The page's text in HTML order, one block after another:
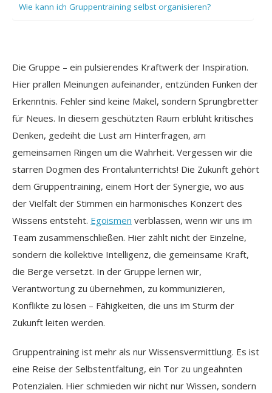
Wie kann ich Gruppentraining selbst organisieren?
Die Gruppe – ein pulsierendes Kraftwerk der Inspiration.
Hier prallen Meinungen aufeinander, entzünden Funken der
Erkenntnis. Fehler sind keine Makel, sondern Sprungbretter
für Neues. In diesem geschützten Raum erblüht kritisches
Denken, gedeiht die Lust am Hinterfragen, am
gemeinsamen Ringen um die Wahrheit. Vergessen wir die
starren Dogmen des Frontalunterrichts! Die Zukunft gehört
dem Gruppentraining, einem Hort der Synergie, wo aus
der Vielfalt der Stimmen ein harmonisches Konzert des
Wissens entsteht. Egoismen verblassen, wenn wir uns im
Team zusammenschließen. Hier zählt nicht der Einzelne,
sondern die kollektive Intelligenz, die gemeinsame Kraft,
die Berge versetzt. In der Gruppe lernen wir,
Verantwortung zu übernehmen, zu kommunizieren,
Konflikte zu lösen – Fähigkeiten, die uns im Sturm der
Zukunft leiten werden.
Gruppentraining ist mehr als nur Wissensvermittlung. Es ist
eine Reise der Selbstentfaltung, ein Tor zu ungeahnten
Potenzialen. Hier schmieden wir nicht nur Wissen, sondern